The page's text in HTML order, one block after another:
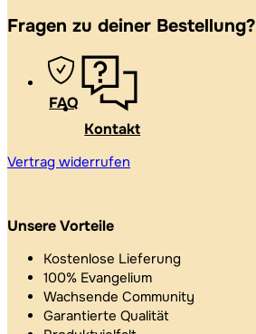
Fragen zu deiner Bestellung?
FAQ
Kontakt
Vertrag widerrufen
Unsere Vorteile
Kostenlose Lieferung
100% Evangelium
Wachsende Community
Garantierte Qualität